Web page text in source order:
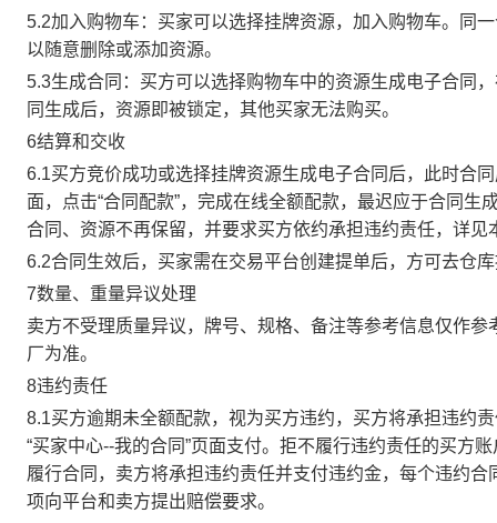
5.2加入购物车：买家可以选择挂牌资源，加入购物车。同
以随意删除或添加资源。
5.3生成合同：买方可以选择购物车中的资源生成电子合同
同生成后，资源即被锁定，其他买家无法购买。
6结算和交收
6.1买方竞价成功或选择挂牌资源生成电子合同后，此时合
面，点击“合同配款”，完成在线全额配款，最迟应于合同
合同、资源不再保留，并要求买方依约承担违约责任，详见
6.2合同生效后，买家需在交易平台创建提单后，方可去仓
7数量、重量异议处理
卖方不受理质量异议，牌号、规格、备注等参考信息仅作
厂为准。
8违约责任
8.1买方逾期未全额配款，视为买方违约，买方将承担违约
“买家中心--我的合同”页面支付。拒不履行违约责任的买方
履行合同，卖方将承担违约责任并支付违约金，每个违约
项向平台和卖方提出赔偿要求。